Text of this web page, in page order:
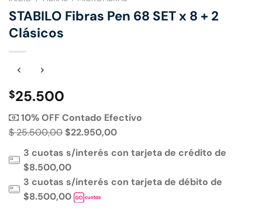
STABILO Fibras Pen 68 SET x 8 + 2
Clásicos
$25.500
10% OFF Contado Efectivo
$ 25.500,00 $22.950,00
3 cuotas s/interés con tarjeta de crédito de
$8.500,00
3 cuotas s/interés con tarjeta de débito de
$8.500,00